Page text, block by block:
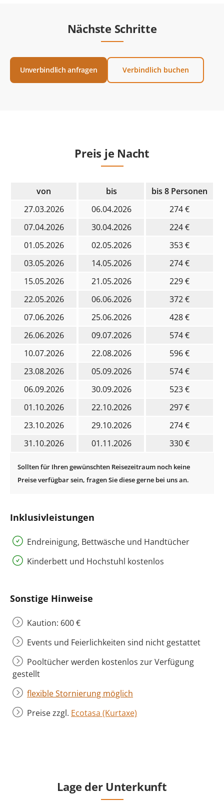
Nächste Schritte
Unverbindlich anfragen Verbindlich buchen
Preis je Nacht
von bis
bis 8 Personen
27.03.2026
06.04.2026
274 €
07.04.2026
30.04.2026
224 €
01.05.2026
02.05.2026
353 €
03.05.2026
14.05.2026
274 €
15.05.2026
21.05.2026
229 €
22.05.2026
06.06.2026
372 €
07.06.2026
25.06.2026
428 €
26.06.2026
09.07.2026
574 €
10.07.2026
22.08.2026
596 €
23.08.2026
05.09.2026
574 €
06.09.2026
30.09.2026
523 €
01.10.2026
22.10.2026
297 €
23.10.2026
29.10.2026
274 €
31.10.2026
01.11.2026 330 €
Inklusivleistungen
Endreinigung, Bettwäsche und Handtücher
Kinderbett und Hochstuhl kostenlos
Sonstige Hinweise
Kaution: 600 €
Events und Feierlichkeiten sind nicht gestattet
Pooltücher werden kostenlos zur Verfügung
gestellt
flexible Stornierung möglich
Preise zzgl. Ecotasa (Kurtaxe)
Lage der Unterkunft